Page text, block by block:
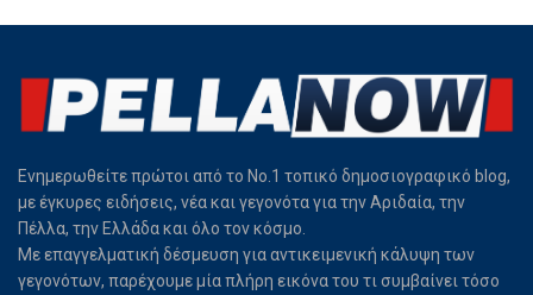
Ενημερωθείτε πρώτοι από το Νο.1 τοπικό δημοσιογραφικό blog,
με έγκυρες ειδήσεις, νέα και γεγονότα για την Αριδαία, την
Πέλλα, την Ελλάδα και όλο τον κόσμο.
Με επαγγελματική δέσμευση για αντικειμενική κάλυψη των
γεγονότων, παρέχουμε μία πλήρη εικόνα του τι συμβαίνει τόσο